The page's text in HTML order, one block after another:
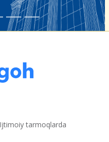
Ijtimoiy tarmoqlarda